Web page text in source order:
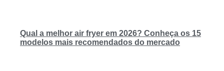
Qual a melhor air fryer em 2026? Conheça os 15
modelos mais recomendados do mercado